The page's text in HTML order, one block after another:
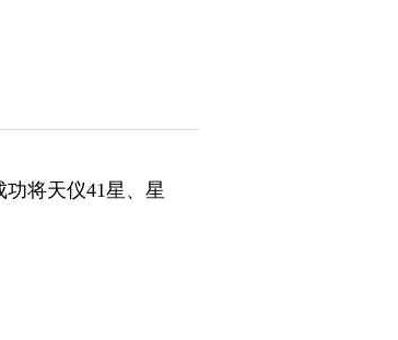
将天仪41星、星